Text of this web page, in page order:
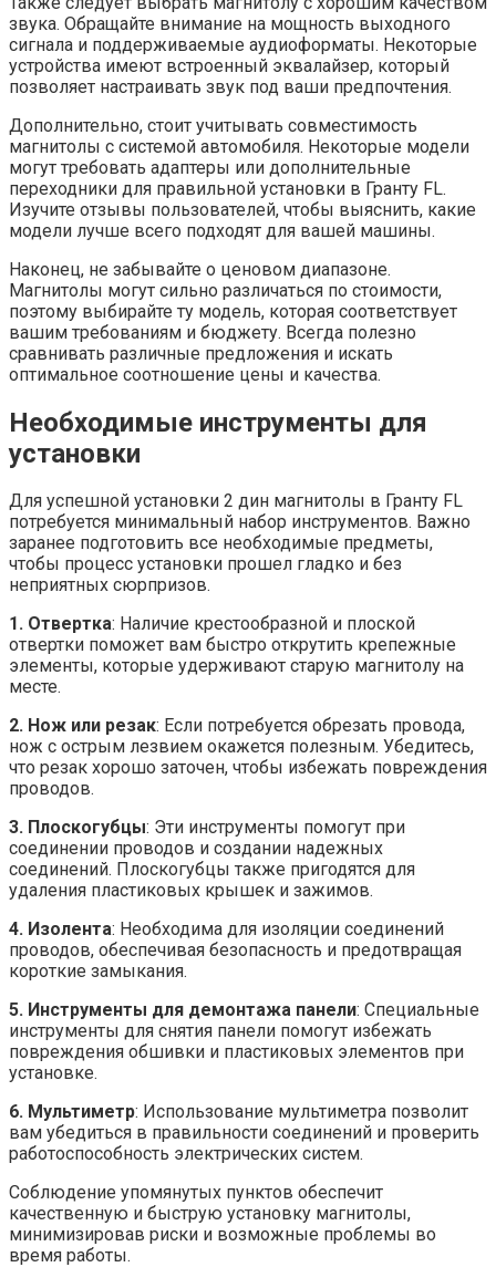
звука. Обращайте внимание на мощность выходного
сигнала и поддерживаемые аудиоформаты. Некоторые
устройства имеют встроенный эквалайзер, который
позволяет настраивать звук под ваши предпочтения.
Дополнительно, стоит учитывать совместимость
магнитолы с системой автомобиля. Некоторые модели
могут требовать адаптеры или дополнительные
переходники для правильной установки в Гранту FL.
Изучите отзывы пользователей, чтобы выяснить, какие
модели лучше всего подходят для вашей машины.
Наконец, не забывайте о ценовом диапазоне.
Магнитолы могут сильно различаться по стоимости,
поэтому выбирайте ту модель, которая соответствует
вашим требованиям и бюджету. Всегда полезно
сравнивать различные предложения и искать
оптимальное соотношение цены и качества.
Необходимые инструменты для
установки
Для успешной установки 2 дин магнитолы в Гранту FL
потребуется минимальный набор инструментов. Важно
заранее подготовить все необходимые предметы,
чтобы процесс установки прошел гладко и без
неприятных сюрпризов.
1. Отвертка: Наличие крестообразной и плоской
отвертки поможет вам быстро открутить крепежные
элементы, которые удерживают старую магнитолу на
месте.
2. Нож или резак: Если потребуется обрезать провода,
нож с острым лезвием окажется полезным. Убедитесь,
что резак хорошо заточен, чтобы избежать повреждения
проводов.
3. Плоскогубцы: Эти инструменты помогут при
соединении проводов и создании надежных
соединений. Плоскогубцы также пригодятся для
удаления пластиковых крышек и зажимов.
4. Изолента: Необходима для изоляции соединений
проводов, обеспечивая безопасность и предотвращая
короткие замыкания.
5. Инструменты для демонтажа панели: Специальные
инструменты для снятия панели помогут избежать
повреждения обшивки и пластиковых элементов при
установке.
6. Мультиметр: Использование мультиметра позволит
вам убедиться в правильности соединений и проверить
работоспособность электрических систем.
Соблюдение упомянутых пунктов обеспечит
качественную и быструю установку магнитолы,
минимизировав риски и возможные проблемы во
время работы.